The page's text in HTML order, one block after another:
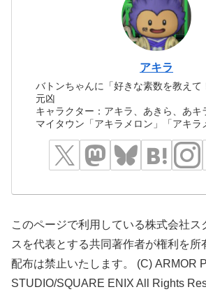
アキラ
バトンちゃんに「好きな素数を教えて
元凶
キャラクター：アキラ、あきら、あキ
マイタウン「アキラメロン」「アキラ
このページで利用している株式会社ス
スを代表とする共同著作者が権利を所
配布は禁止いたします。 (C) ARMOR
STUDIO/SQUARE ENIX All Rights